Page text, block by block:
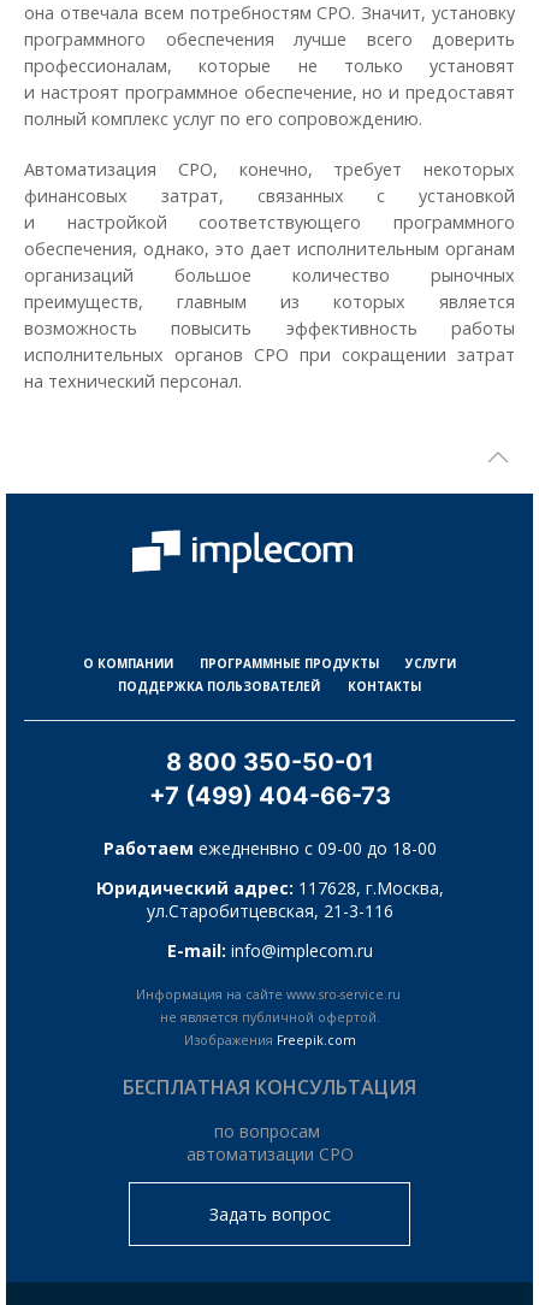
она отвечала всем потребностям СРО. Значит, установку
программного обеспечения лучше всего доверить
профессионалам, которые не только установят
и настроят программное обеспечение, но и предоставят
полный комплекс услуг по его сопровождению.
Автоматизация СРО, конечно, требует некоторых
финансовых затрат, связанных с установкой
и настройкой соответствующего программного
обеспечения, однако, это дает исполнительным органам
организаций большое количество рыночных
преимуществ, главным из которых является
возможность повысить эффективность работы
исполнительных органов СРО при сокращении затрат
на технический персонал.
О КОМПАНИИ ПРОГРАММНЫЕ ПРОДУКТЫ
УСЛУГИ
ПОДДЕРЖКА ПОЛЬЗОВАТЕЛЕЙ
КОНТАКТЫ
8 800 350-50-01
+7 (499) 404-66-73
Работаем ежедненвно с 09-00 до 18-00
Юридический адрес: 117628, г.Москва,
ул.Старобитцевская, 21-3-116
E-mail: info@implecom.ru
Информация на сайте www.sro-service.ru
не является публичной офертой.
Изображения Freepik.com
БЕСПЛАТНАЯ КОНСУЛЬТАЦИЯ
по вопросам
автоматизации СРО
Задать вопрос